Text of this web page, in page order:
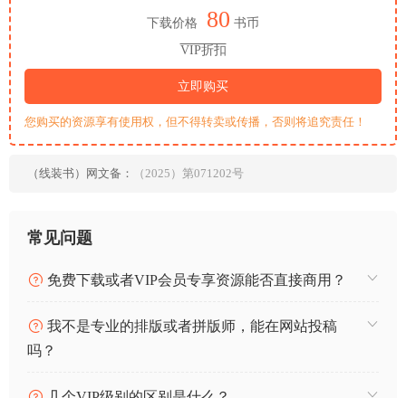
下载价格 80 书币
VIP折扣
立即购买
您购买的资源享有使用权，但不得转卖或传播，否则将追究责任！
（线装书）网文备： （2025）第071202号
常见问题
免费下载或者VIP会员专享资源能否直接商用？
我不是专业的排版或者拼版师，能在网站投稿
吗？